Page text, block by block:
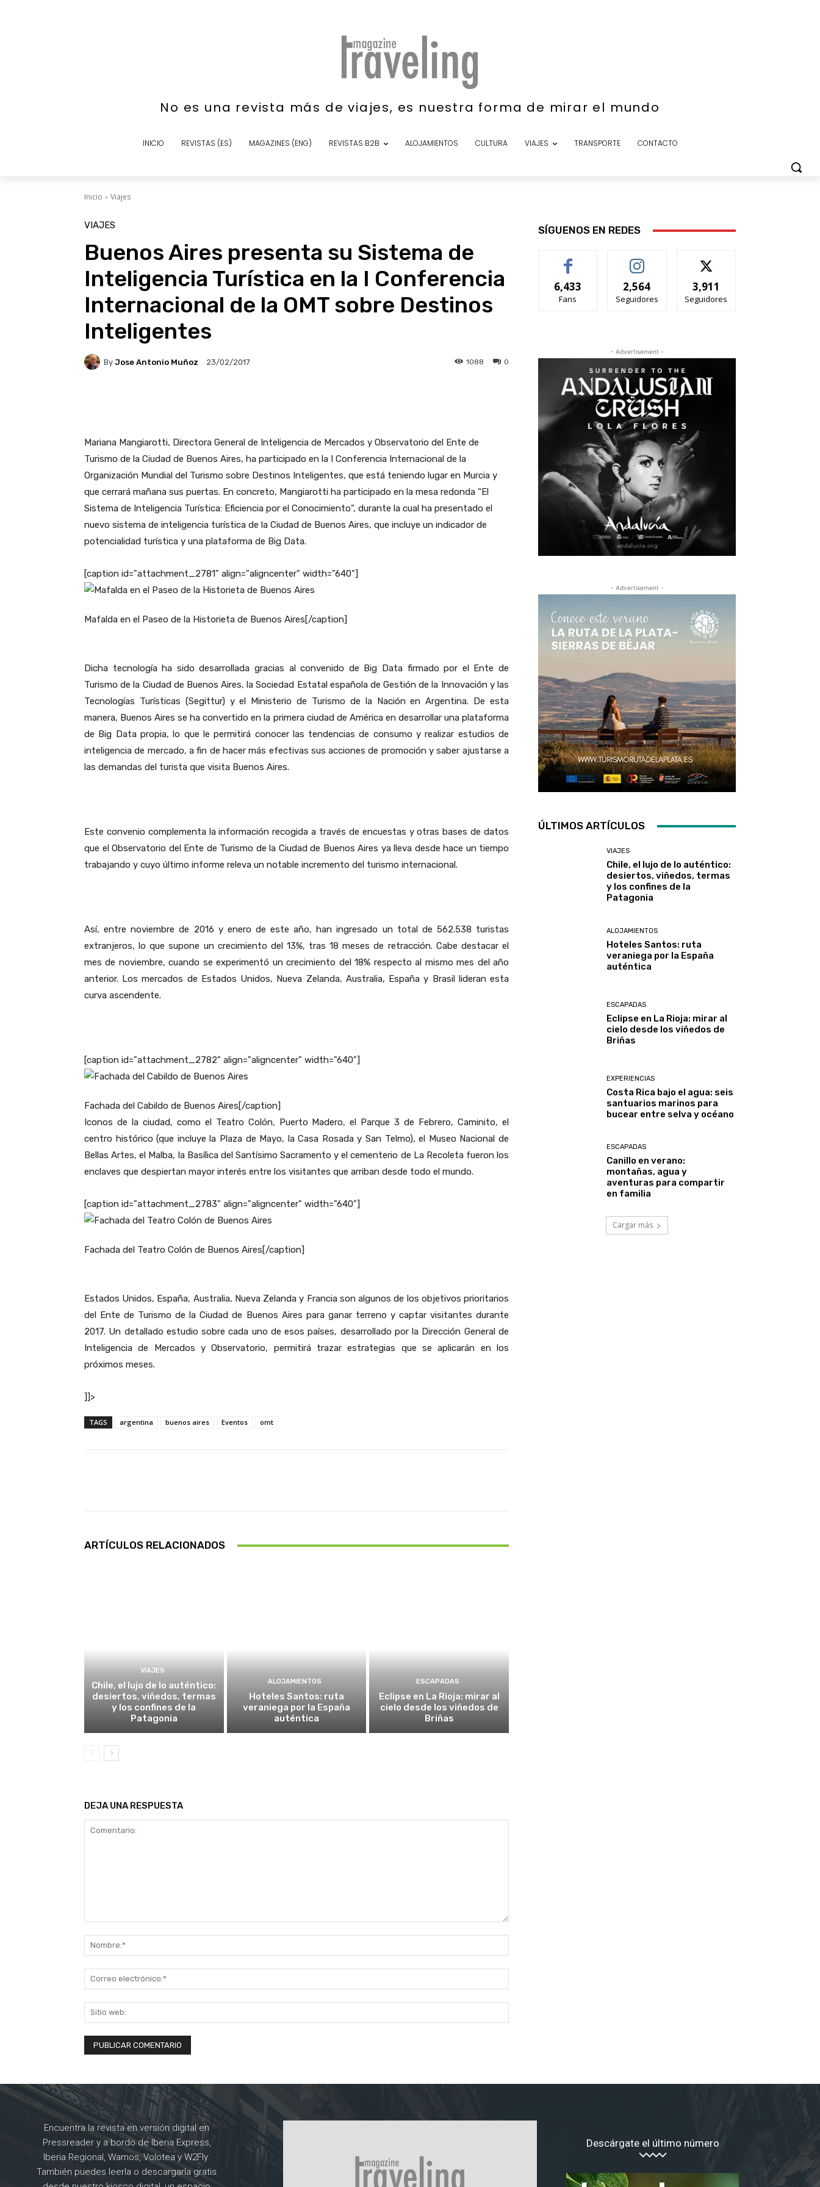
No es una revista más de viajes, es nuestra forma de mirar el mundo
INICIO REVISTAS (ES) MAGAZINES (ENG) REVISTAS B2B ALOJAMIENTOS CULTURA VIAJES TRANSPORTE CONTACTO
Inicio Viajes
VIAJES
Buenos Aires presenta su Sistema de
Inteligencia Turística en la I Conferencia
Internacional de la OMT sobre Destinos
Inteligentes
By Jose Antonio Muñoz 23/02/2017 0
1088
Mariana Mangiarotti, Directora General de Inteligencia de Mercados y Observatorio del Ente de
Turismo de la Ciudad de Buenos Aires, ha participado en la I Conferencia Internacional de la
Organización Mundial del Turismo sobre Destinos Inteligentes, que está teniendo lugar en Murcia y
que cerrará mañana sus puertas. En concreto, Mangiarotti ha participado en la mesa redonda “El
Sistema de Inteligencia Turística: Eficiencia por el Conocimiento”, durante la cual ha presentado el
nuevo sistema de inteligencia turística de la Ciudad de Buenos Aires, que incluye un indicador de
potencialidad turística y una plataforma de Big Data.
[caption id="attachment_2781" align="aligncenter" width="640"]
Mafalda en el Paseo de la Historieta de Buenos Aires[/caption]
Dicha tecnología ha sido desarrollada gracias al convenido de Big Data firmado por el Ente de
Turismo de la Ciudad de Buenos Aires, la Sociedad Estatal española de Gestión de la Innovación y las
Tecnologías Turísticas (Segittur) y el Ministerio de Turismo de la Nación en Argentina. De esta
manera, Buenos Aires se ha convertido en la primera ciudad de América en desarrollar una plataforma
de Big Data propia, lo que le permitirá conocer las tendencias de consumo y realizar estudios de
inteligencia de mercado, a fin de hacer más efectivas sus acciones de promoción y saber ajustarse a
las demandas del turista que visita Buenos Aires.
Este convenio complementa la información recogida a través de encuestas y otras bases de datos
que el Observatorio del Ente de Turismo de la Ciudad de Buenos Aires ya lleva desde hace un tiempo
trabajando y cuyo último informe releva un notable incremento del turismo internacional.
Así, entre noviembre de 2016 y enero de este año, han ingresado un total de 562.538 turistas
extranjeros, lo que supone un crecimiento del 13%, tras 18 meses de retracción. Cabe destacar el
mes de noviembre, cuando se experimentó un crecimiento del 18% respecto al mismo mes del año
anterior. Los mercados de Estados Unidos, Nueva Zelanda, Australia, España y Brasil lideran esta
curva ascendente.
[caption id="attachment_2782" align="aligncenter" width="640"]
Fachada del Cabildo de Buenos Aires[/caption]
Iconos de la ciudad, como el Teatro Colón, Puerto Madero, el Parque 3 de Febrero, Caminito, el
centro histórico (que incluye la Plaza de Mayo, la Casa Rosada y San Telmo), el Museo Nacional de
Bellas Artes, el Malba, la Basílica del Santísimo Sacramento y el cementerio de La Recoleta fueron los
enclaves que despiertan mayor interés entre los visitantes que arriban desde todo el mundo.
[caption id="attachment_2783" align="aligncenter" width="640"]
Fachada del Teatro Colón de Buenos Aires[/caption]
Estados Unidos, España, Australia, Nueva Zelanda y Francia son algunos de los objetivos prioritarios
del Ente de Turismo de la Ciudad de Buenos Aires para ganar terreno y captar visitantes durante
2017. Un detallado estudio sobre cada uno de esos países, desarrollado por la Dirección General de
Inteligencia de Mercados y Observatorio, permitirá trazar estrategias que se aplicarán en los
próximos meses.
]]>
TAGS argentina buenos aires Eventos omt
ARTÍCULOS RELACIONADOS
VIAJES
Chile, el lujo de lo auténtico:
desiertos, viñedos, termas
y los confines de la
Patagonia
ALOJAMIENTOS
Hoteles Santos: ruta
veraniega por la España
auténtica
ESCAPADAS
Eclipse en La Rioja: mirar al
cielo desde los viñedos de
Briñas
DEJA UNA RESPUESTA
electrónico:*
web:
SÍGUENOS EN REDES
6,433
Fans
2,564
Seguidores
3,911
Seguidores
- Advertisement -
- Advertisement -
ÚLTIMOS ARTÍCULOS
VIAJES
Chile, el lujo de lo auténtico:
desiertos, viñedos, termas
y los confines de la
Patagonia
ALOJAMIENTOS
Hoteles Santos: ruta
veraniega por la España
auténtica
ESCAPADAS
Eclipse en La Rioja: mirar al
cielo desde los viñedos de
Briñas
EXPERIENCIAS
Costa Rica bajo el agua: seis
santuarios marinos para
bucear entre selva y océano
ESCAPADAS
Canillo en verano:
montañas, agua y
aventuras para compartir
en familia
Cargar más
Encuentra la revista en versión digital en
Pressreader y a bordo de Iberia Express,
Iberia Regional, Wamos, Volotea y W2Fly.
También puedes leerla o descargarla gratis
Descárgate el último número